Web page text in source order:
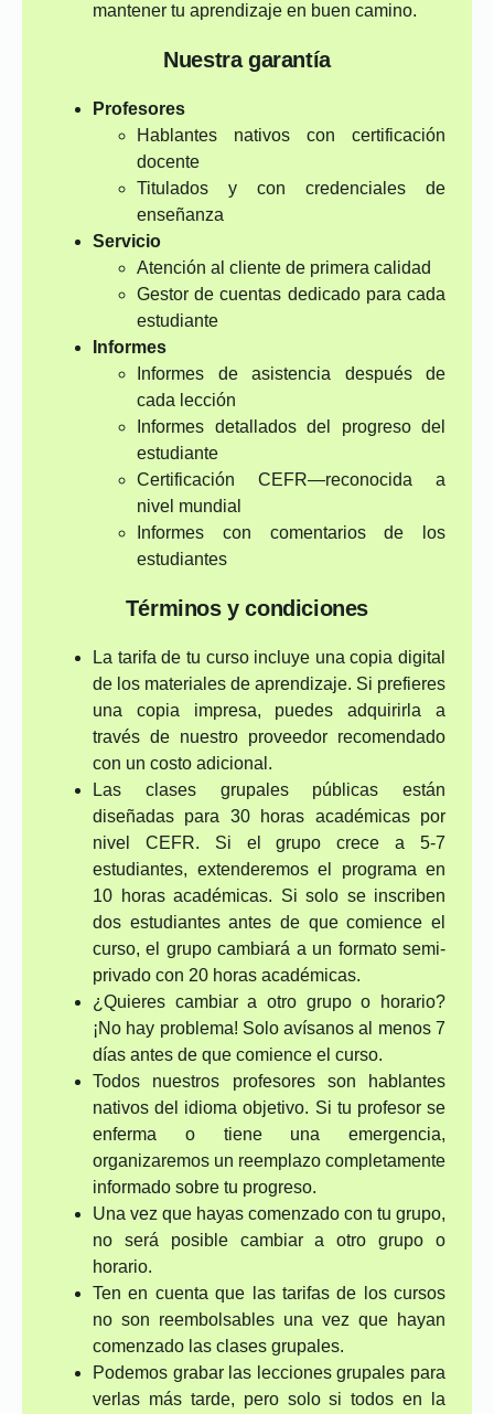
mantener tu aprendizaje en buen camino.
Nuestra garantía
Profesores
Hablantes nativos con certificación
docente
Titulados y con credenciales de
enseñanza
Servicio
Atención al cliente de primera calidad
Gestor de cuentas dedicado para cada
estudiante
Informes
Informes de asistencia después de
cada lección
Informes detallados del progreso del
estudiante
Certificación CEFR—reconocida a
nivel mundial
Informes con comentarios de los
estudiantes
Términos y condiciones
La tarifa de tu curso incluye una copia digital
de los materiales de aprendizaje. Si prefieres
una copia impresa, puedes adquirirla a
través de nuestro proveedor recomendado
con un costo adicional.
Las clases grupales públicas están
diseñadas para 30 horas académicas por
nivel CEFR. Si el grupo crece a 5-7
estudiantes, extenderemos el programa en
10 horas académicas. Si solo se inscriben
dos estudiantes antes de que comience el
curso, el grupo cambiará a un formato semi-
privado con 20 horas académicas.
¿Quieres cambiar a otro grupo o horario?
¡No hay problema! Solo avísanos al menos 7
días antes de que comience el curso.
Todos nuestros profesores son hablantes
nativos del idioma objetivo. Si tu profesor se
enferma o tiene una emergencia,
organizaremos un reemplazo completamente
informado sobre tu progreso.
Una vez que hayas comenzado con tu grupo,
no será posible cambiar a otro grupo o
horario.
Ten en cuenta que las tarifas de los cursos
no son reembolsables una vez que hayan
comenzado las clases grupales.
Podemos grabar las lecciones grupales para
verlas más tarde, pero solo si todos en la